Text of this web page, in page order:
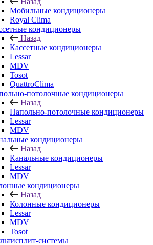
Мобильные кондиционеры
Royal Clima
кондиционеры
Назад
Кассетные кондиционеры
Lessar
MDV
Tosot
QuattroClima
потолочные кондиционеры
Назад
Напольно-потолочные кондиционеры
Lessar
MDV
кондиционеры
Назад
Канальные кондиционеры
Lessar
MDV
кондиционеры
Назад
Колонные кондиционеры
Lessar
MDV
Tosot
системы